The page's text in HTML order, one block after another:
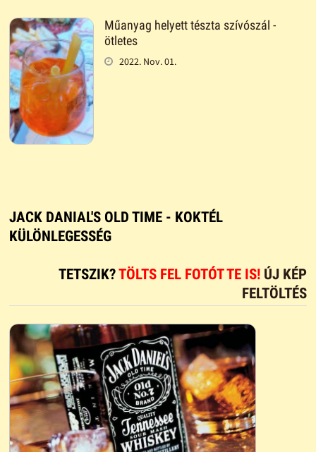
Műanyag helyett tészta szívószál -
ötletes
2022. Nov. 01.
JACK DANIAL'S OLD TIME - KOKTÉL
KÜLÖNLEGESSÉG
TETSZIK?TÖLTS FEL FOTÓT TE IS! ÚJ KÉP
FELTÖLTÉS